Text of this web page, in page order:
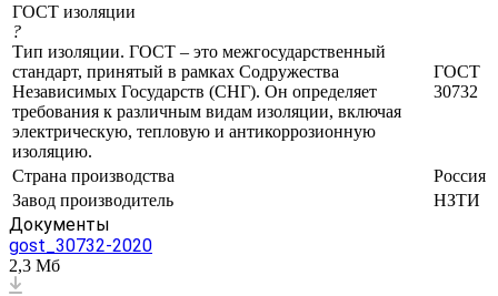
ГОСТ изоляции
?
Тип изоляции. ГОСТ – это межгосударственный
стандарт, принятый в рамках Содружества
Независимых Государств (СНГ). Он определяет
требования к различным видам изоляции, включая
электрическую, тепловую и антикоррозионную
изоляцию.
ГОСТ
30732
Страна производства
Россия
Завод производитель
НЗТИ
Документы
gost_30732-2020
2,3 Мб